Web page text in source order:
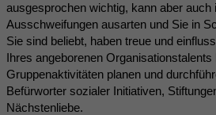
ausgesprochen wichtig, kann aber auch
Ausschweifungen ausarten und Sie in
Sie sind beliebt, haben treue und
Ihres angeborenen
Gruppenaktivitäten planen und
Befürworter sozialer Initiativen,
Nächstenliebe.